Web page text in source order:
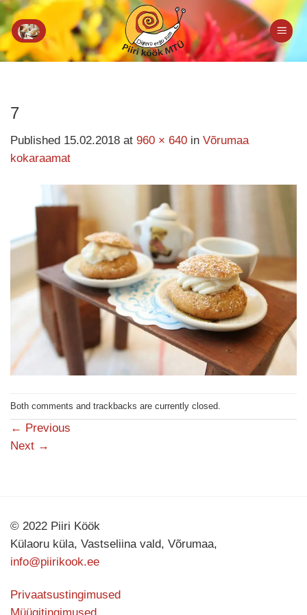
Skip
to
content
7
Published 15.02.2018 at 960 × 640 in Võrumaa
kokaraamat
Both comments and trackbacks are currently closed.
← Previous
Next →
© 2022 Piiri Köök
Külaoru küla, Vastseliina vald, Võrumaa,
info@piirikook.ee
Privaatsustingimused